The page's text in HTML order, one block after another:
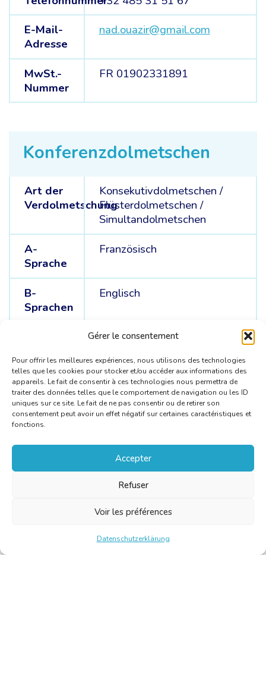
Gérer le consentement
Pour offrir les meilleures expériences, nous utilisons des technologies
telles que les cookies pour stocker et/ou accéder aux informations des
appareils. Le fait de consentir à ces technologies nous permettra de
traiter des données telles que le comportement de navigation ou les ID
uniques sur ce site. Le fait de ne pas consentir ou de retirer son
consentement peut avoir un effet négatif sur certaines caractéristiques et
fonctions.
Accepter
Refuser
Voir les préférences
Datenschutzerklärung
E-Mail-
Adresse
nad.ouazir@gmail.com
MwSt.-
Nummer
FR 01902331891
Konferenzdolmetschen
Art der
Verdolmetschung
Konsekutivdolmetschen/
Flüsterdolmetschen/
Simultandolmetschen
A-
Sprache
Französisch
B-
Sprachen
Englisch
Spanisch